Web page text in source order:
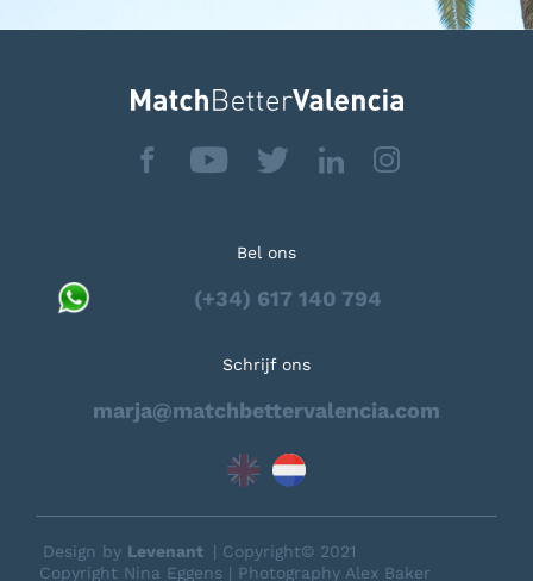
Bel ons
(+34) 617 140 794
Schrijf ons
marja@matchbettervalencia.com
Design by Levenant | Copyright© 2021
Copyright Nina Eggens | Photography Alex Baker